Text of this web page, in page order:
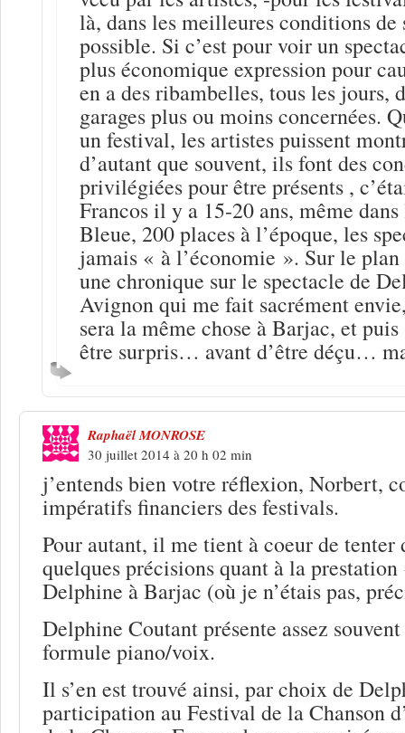
là, dans les meilleures conditions de
possible. Si c’est pour voir un
plus économique expression pour
en a des ribambelles, tous les jours,
garages plus ou moins concernées.
un festival, les artistes puissent
d’autant que souvent, ils font des
privilégiées pour être présents ,
Francos il y a 15-20 ans, même
Bleue, 200 places à l’époque, les
jamais « à l’économie ». Sur le
une chronique sur le spectacle de
Avignon qui me fait sacrément
sera la même chose à Barjac, et
être surpris… avant d’être déçu…
Raphaël MONROSE
30 juillet 2014 à 20 h 02 min
j’entends bien votre réflexion, Norbert,
impératifs financiers des festivals.
Pour autant, il me tient à coeur de tenter
quelques précisions quant à la
Delphine à Barjac (où je n’étais pas,
Delphine Coutant présente assez
formule piano/voix.
Il s’en est trouvé ainsi, par choix de
participation au Festival de la Chanson